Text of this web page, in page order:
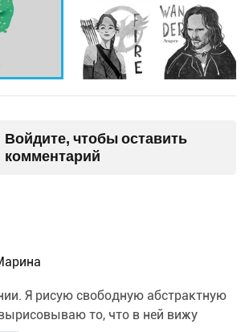
Войдите, чтобы оставить
комментарий
Я рисую свободную абстрактную
то, что в ней вижу